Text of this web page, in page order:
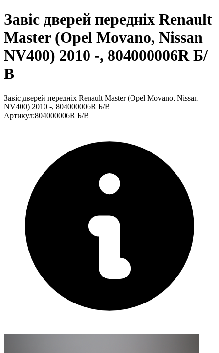
Завіс дверей передніх Renault
Master (Opel Movano, Nissan
NV400) 2010 -, 804000006R Б/
В
Завіс дверей передніх Renault Master (Opel Movano, Nissan
NV400) 2010 -, 804000006R Б/В
Артикул:804000006R Б/В